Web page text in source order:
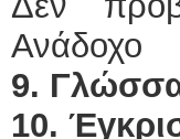
Ανάδοχο
9.
10.